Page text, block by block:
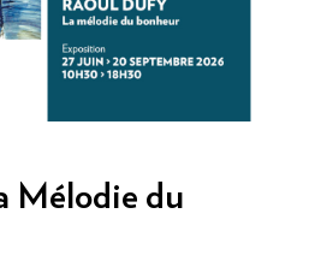
Mélodie du